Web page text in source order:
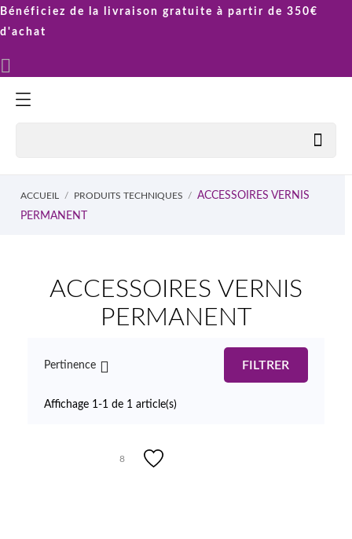
Bénéficiez de la livraison gratuite à partir de 350€
d'achat


ACCUEIL PRODUITS TECHNIQUES
ACCESSOIRES VERNIS
PERMANENT
ACCESSOIRES VERNIS
PERMANENT
Pertinence  FILTRER
Affichage 1-1 de 1 article(s)
8